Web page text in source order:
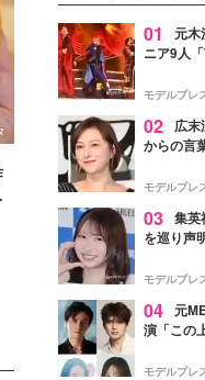
01
元木
ニア9人
進んで夢
モデルプレ
02
広末
からの言
モデルプレ
03 集英
を巡り声
モデルプレ
04 元
演「この
ャスト発
モデルプレ